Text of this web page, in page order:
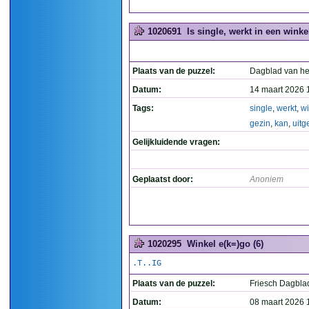
1020691 Is single, werkt in een
Plaats van de puzzel:
Dagblad van
Datum:
14 maart 2026
Tags:
single, werkt,
gezin, kan,
Gelijkluidende vragen:
Geplaatst door: Anoniem
1020295 Winkel e(k=)go (6)
.T..IG
Plaats van de puzzel:
Friesch
Datum:
08 maart 2026